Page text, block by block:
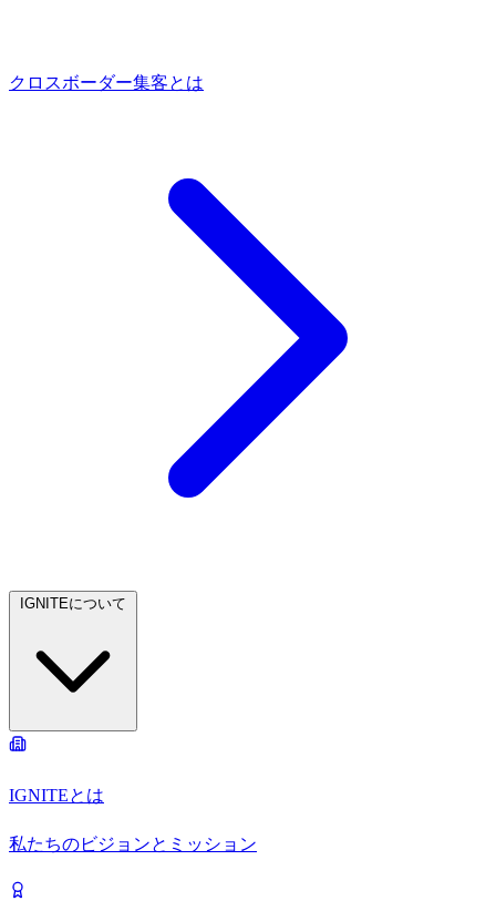
クロスボーダー集客とは
IGNITEとは
私たちのビジョンとミッション